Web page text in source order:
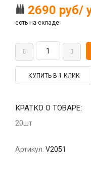
2690 руб/
есть на складе
КУПИТЬ В 1 КЛИК
КРАТКО О ТОВАРЕ:
20шт
Артикул: V2051